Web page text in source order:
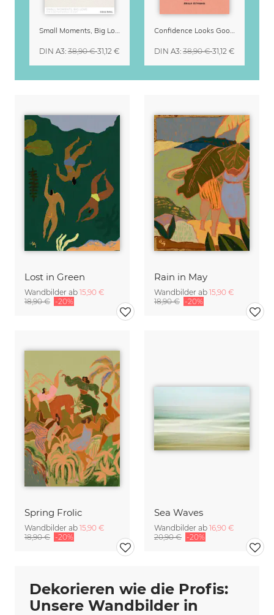
Lost in Green
Wandbilder ab 15,90 €
18,90 € -20%
Rain in May
Wandbilder ab 15,90 €
18,90 € -20%
Spring Frolic
Wandbilder ab 15,90 €
18,90 € -20%
Sea Waves
Wandbilder ab 16,90 €
20,90 € -20%
Small Moments, Big Love – Mutterschaftskalender von Giselle Dekel
DIN A3: 38,90 €31,12 €
Confidence Looks Good On You Kalender 2027
DIN A3: 38,90 €31,12 €
Dekorieren wie die Profis:
Unsere Wandbilder in